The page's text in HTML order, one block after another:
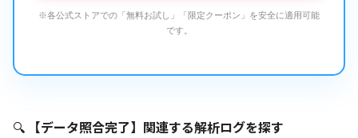
※各公式ストアでの「無料お試し」「限定クーポン」を安全に適用可能
です。
🔍 【データ照合完了】関連する解析ログを探す